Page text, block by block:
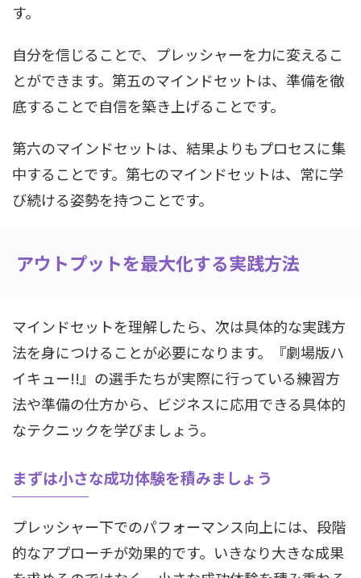
す。
自分を信じることで、プレッシャーを力に変えるこ
とができます。第五のマインドセットは、準備を徹
底することで自信を築き上げることです。
第六のマインドセットは、結果よりもプロセスに集
中することです。第七のマインドセットは、常に学
び続ける姿勢を持つことです。
アウトプットを最大化する実践方法
マインドセットを理解したら、次は具体的な実践方
法を身につけることが必要になります。『劇場版ハ
イキュー!!』の選手たちが実際に行っている練習方
法や準備の仕方から、ビジネスに応用できる具体的
なテクニックを学びましょう。
まずは小さな成功体験を積みましょう
プレッシャー下でのパフォーマンス向上には、段階
的なアプローチが効果的です。いきなり大きな成果